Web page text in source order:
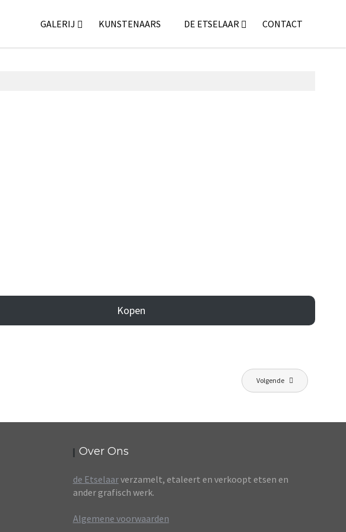
GALERIJ KUNSTENAARS DE ETSELAAR CONTACT
Kopen
Volgende
Over Ons
de Etselaarverzamelt, etaleert en verkoopt etsen en
ander grafisch werk.
Algemene voorwaarden